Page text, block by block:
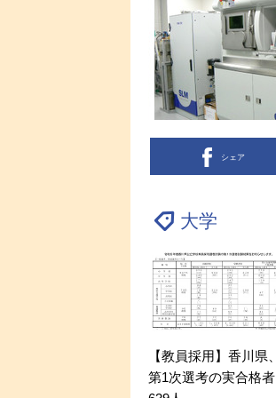
シェア
大学
【教員採用】香川県、
第1次選考の実合格者